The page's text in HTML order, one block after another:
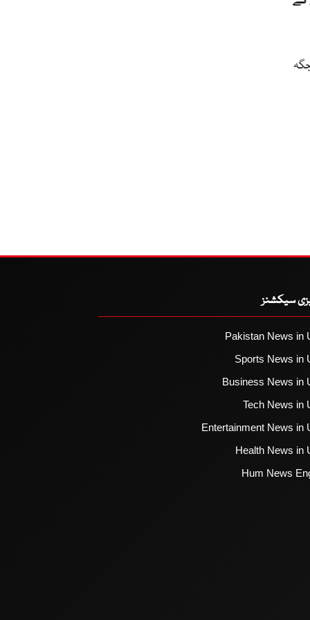
سیکشنز
Pakistan News in
Sports News in
Business News in
Tech News in
Entertainment News in
Health News in
Hum News